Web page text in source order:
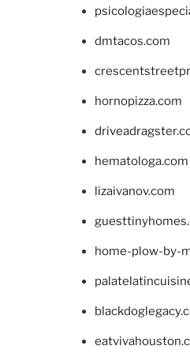
dmtacos.com
hornopizza.com
hematologa.com
lizaivanov.com
home-plow-by-